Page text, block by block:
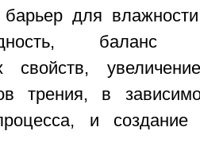
барьер для
свойств,
трения, в
и создание